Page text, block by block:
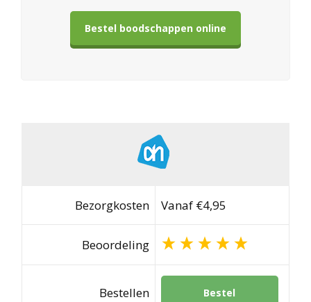
Bestel boodschappen online
Bezorgkosten Vanaf €4,95
Beoordeling
Bestellen Bestel